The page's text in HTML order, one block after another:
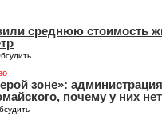
среднюю стоимость
зоне»:
почему у них